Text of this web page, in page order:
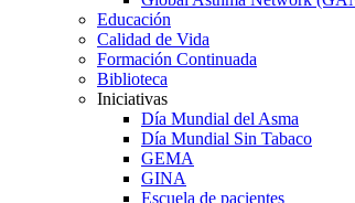
Educación
Calidad de Vida
Formación Continuada
Biblioteca
Iniciativas
Día Mundial del Asma
Día Mundial Sin Tabaco
GEMA
GINA
Escuela de pacientes